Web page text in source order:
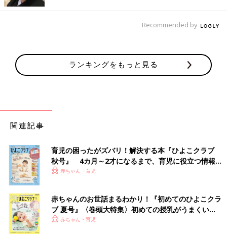
るが、皆様の捜索の参考になれば。他に真空断熱食洗機可1Ⅼ水筒
怖！エンドレス立ってゆらゆら
オレたちの育児はこれからだ…！31歳で婚活デ
ビューしたオタクマンガ家直子が、とうとうマ
ら早何年…。『つっこみが止まらに育児日記』
で母になったおたくマンガ家ママ・直子が第2
子を出産。相変わらずのドタバタ日々を『さら
す！ 限定公開その１は「１～2才代のしつけ
（？）」。直子流しつけ……とは？
御手洗直子
Profile pixivで大人気。累計閲覧数1100万を誇る爆笑コミック
エッセイスト。なんでそんなにネタ満載人生を・・・という謎の
人。既刊に「31歳BLマンガ家が婚活するとこうなる」「31歳ゲ
ームプログラマーが婚活するとこうなる」（共に新書館）、「腐
Recommended by
ランキングをもっと見る
関連記事
育児の困ったがズバリ！解決する本『ひよこクラブ
秋号』 4カ月～2才になるまで、育児に役立つ情報が
いっぱい！
赤ちゃん・育児
赤ちゃんのお世話まるわかり！『初めてのひよこクラ
ブ 夏号』〈巻頭大特集〉初めての授乳がうまくい
く！ おっぱい・ミルクの基本と夏のトラブル 解決テ
赤ちゃん・育児